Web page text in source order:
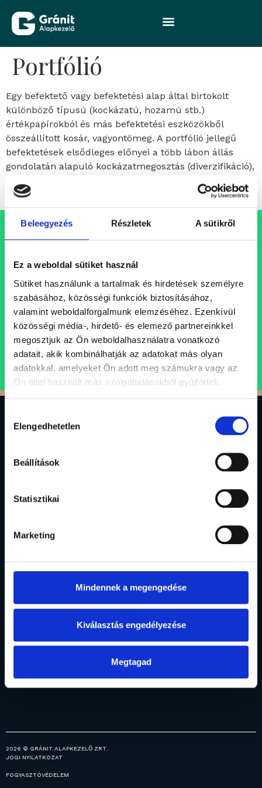
Beleegyezés Részletek A sütikről
Ez a weboldal sütiket használ
Sütiket használunk a tartalmak és hirdetések személyre
szabásához, közösségi funkciók biztosításához,
valamint weboldalforgalmunk elemzéséhez. Ezenkívül
közösségi média-, hirdető- és elemező partnereinkkel
megosztjuk az Ön weboldalhasználatra vonatkozó
adatait, akik kombinálhatják az adatokat más olyan
adatokkal, amelyeket Ön adott meg számukra vagy az
Ön által használt más szolgáltatásokból gyűjtöttek.
kiválasztása
Elengedhetetlen
Beállítások
Statisztikai
Marketing
Mindennek a megengedése
Kiválasztás engedélyezése
Megtagad
Portfólió
Egy befektető vagy befektetési alap által birtokolt
különböző típusú (kockázatú, hozamú stb.)
értékpapírokból és más befektetési eszközökből
összeállított kosár, vagyontömeg. A portfólió jellegű
befektetések elsődleges előnyei a több lábon állás
gondolatán alapuló kockázatmegosztás (diverzifikáció),
elveinek megvalósítása.
Állásajánlataink
Folyamatosan bővülő csapatunkba keressük azokat a
szakembereket, akik egy professzionális, inspiráló és
támogató szellemi műhely keretein belül folytatnák
karrierjüket.
ÁLLÁSAJÁNLATOK
információk
Ingatlanjaink
alapok
Alapjaink
Fogalomtár
vagyonkezelés
vagyonkezelés
2026 © GRÁNIT ALAPKEZELŐ ZRT.
JOGI NYILATKOZAT
FOGYASZTÓVÉDELEM
0